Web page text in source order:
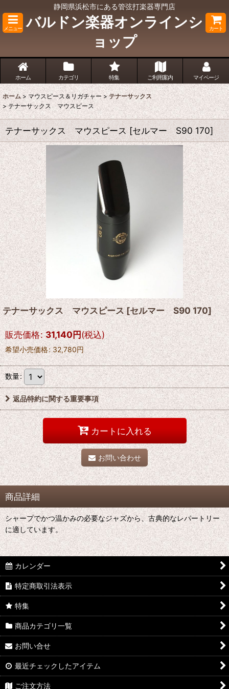
静岡県浜松市にある管弦打楽器専門店
メニュー
バルドン楽器オンラインシ
ョップ
カート
ホーム カテゴリ 特集 ご利用案内 マイページ
ホーム > マウスピース＆リガチャー > テナーサックス
> テナーサックス マウスピース
テナーサックス マウスピース [セルマー S90 170]
テナーサックス マウスピース[セルマー S90 170]
販売価格: 31,140円(税込)
希望小売価格: 32,780円
数量:
返品特約に関する重要事項
カートに入れる
お問い合わせ
商品詳細
シャープでかつ温かみの必要なジャズから、古典的なレパートリー
に適しています。
カレンダー
特定商取引法表示
特集
商品カテゴリ一覧
お問い合せ
最近チェックしたアイテム
ご注文方法